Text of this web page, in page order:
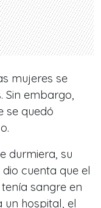
mujeres se
Sin embargo,
se quedó
durmiera, su
cuenta que el
sangre en
un hospital, el